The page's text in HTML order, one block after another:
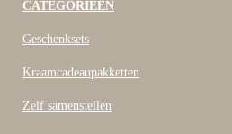
c
b
o
CATEGORIEËN
Geschenksets
Kraamcadeaupakketten
Zelf samenstellen